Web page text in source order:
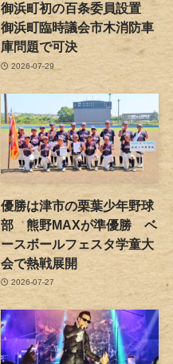
御浜町初の百条委員設置
御浜町臨時議会市木消防車
庫問題で可決
2026-07-29
優勝は津市の栗葉少年野球
部 熊野MAXが準優勝 ベ
ースボールフェスタ学童大
会で熱戦展開
2026-07-27